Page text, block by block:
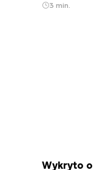
3 min.
Wykryto